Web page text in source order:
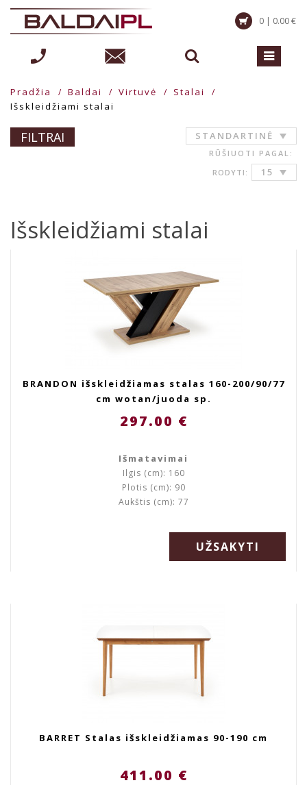
0 | 0.00 €
Pradžia Baldai Virtuvė
Stalai
Išskleidžiami stalai
FILTRAI STANDARTINĖ
RŪŠIUOTI PAGAL:
15
RODYTI:
Išskleidžiami stalai
BRANDON išskleidžiamas stalas 160-200/90/77
cm wotan/juoda sp.
297.00 €
Išmatavimai
Ilgis (cm): 160
Plotis (cm): 90
Aukštis (cm): 77
UŽSAKYTI
BARRET Stalas išskleidžiamas 90-190 cm
411.00 €